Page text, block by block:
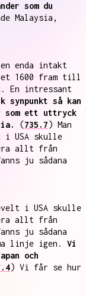
som du
Malaysia,
enda intakt
1600 fram till
En intressant
synpunkt så kan
som ett uttryck
(735.7) Man
USA skulle
allt från
ju sådana
i USA skulle
allt från
ju sådana
linje igen. Vi
och
) Vi får se hur